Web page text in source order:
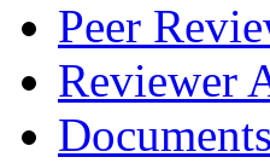
Peer
Reviewer
Documents